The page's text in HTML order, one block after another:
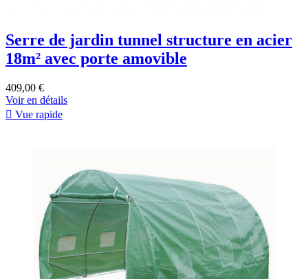
Serre de jardin tunnel structure en acier
18m² avec porte amovible
409,00 €
Voir en détails
 Vue rapide